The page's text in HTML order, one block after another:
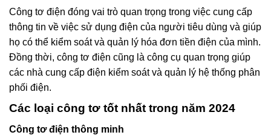
Công tơ điện đóng vai trò quan trọng trong việc cung cấp
thông tin về việc sử dụng điện của người tiêu dùng và giúp
họ có thể kiểm soát và quản lý hóa đơn tiền điện của mình.
Đồng thời, công tơ điện cũng là công cụ quan trọng giúp
các nhà cung cấp điện kiểm soát và quản lý hệ thống phân
phối điện.
Các loại công tơ tốt nhất trong năm 2024
Công tơ điện thông minh